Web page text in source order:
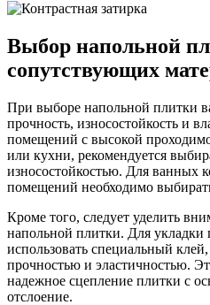
Выбор напольной
сопутствующих
При выборе напольной плитки
прочность, износостойкость и
помещений с высокой
или кухни, рекомендуется
износостойкостью. Для ванных
помещений необходимо
Кроме того, следует уделить
напольной плитки. Для укладки
использовать специальный
прочностью и эластичностью.
надежное сцепление плитки с
отслоение.